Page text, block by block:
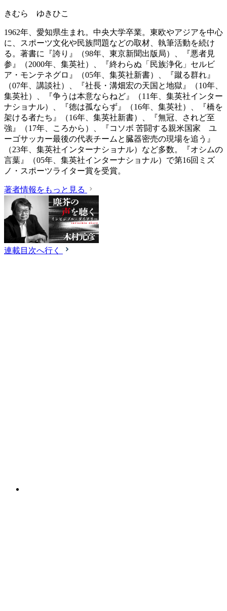
きむら ゆきひこ
1962年、愛知県生まれ。中央大学卒業。東欧やアジアを中心
に、スポーツ文化や民族問題などの取材、執筆活動を続け
る。著書に『誇り』（98年、東京新聞出版局）、『悪者見
参』（2000年、集英社）、『終わらぬ「民族浄化」セルビ
ア・モンテネグロ』（05年、集英社新書）、『蹴る群れ』
（07年、講談社）、『社長・溝畑宏の天国と地獄』（10年、
集英社）、『争うは本意ならねど』（11年、集英社インター
ナショナル）、『徳は孤ならず』（16年、集英社）、『橋を
架ける者たち』（16年、集英社新書）、『無冠、されど至
強』（17年、ころから）、『コソボ 苦闘する親米国家 ユ
ーゴサッカー最後の代表チームと臓器密売の現場を追う』
（23年、集英社インターナショナル）など多数。『オシムの
言葉』（05年、集英社インターナショナル）で第16回ミズ
ノ・スポーツライター賞を受賞。
著者情報をもっと見る
連載目次へ行く